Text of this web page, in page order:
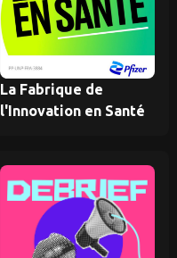
La Fabrique de
l'Innovation en Santé